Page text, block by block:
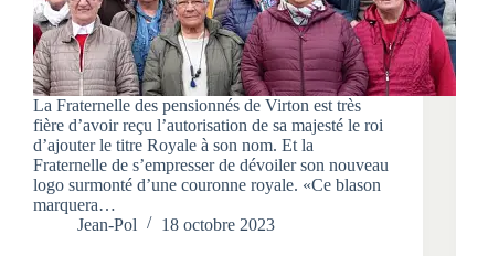
La Fraternelle des pensionnés de Virton est très
fière d’avoir reçu l’autorisation de sa majesté le roi
d’ajouter le titre Royale à son nom. Et la
Fraternelle de s’empresser de dévoiler son nouveau
logo surmonté d’une couronne royale. «Ce blason
marquera…
Jean-Pol
18 octobre 2023